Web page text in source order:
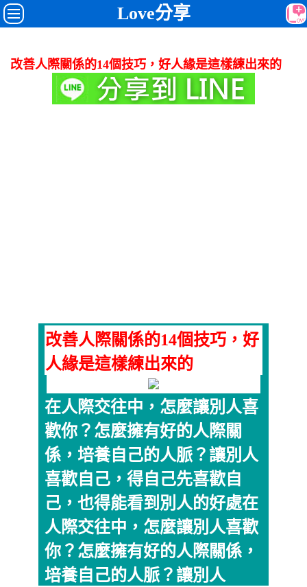
Love分享
改善人際關係的14個技巧，好人緣是這樣練出來的
改善人際關係的14個技巧，好
人緣是這樣練出來的
在人際交往中，怎麼讓別人喜
歡你？怎麼擁有好的人際關
係，培養自己的人脈？讓別人
喜歡自己，得自己先喜歡自
己，也得能看到別人的好處在
人際交往中，怎麼讓別人喜歡
你？怎麼擁有好的人際關係，
培養自己的人脈？讓別人